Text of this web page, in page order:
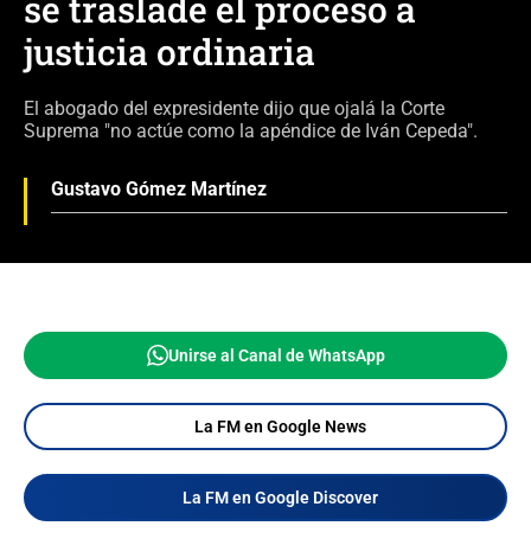
justicia ordinaria
El abogado del expresidente dijo que ojalá la Corte
Suprema "no actúe como la apéndice de Iván Cepeda".
Gustavo Gómez Martínez
Unirse al Canal de WhatsApp
La FM en Google News
La FM en Google Discover